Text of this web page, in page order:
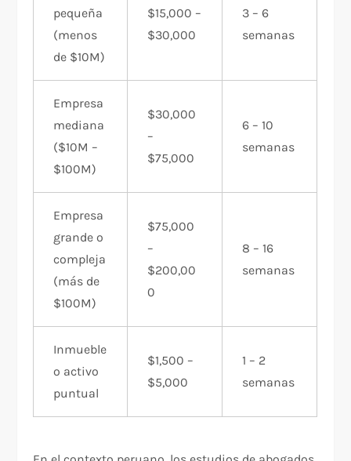
pequeña
(menos
de $10M)
$15,000 –
$30,000
3 – 6
semanas
Empresa
mediana
($10M –
$100M)
$30,000
–
$75,000
6 – 10
semanas
Empresa
grande o
compleja
(más de
$100M)
$75,000
–
$200,00
0
8 – 16
semanas
Inmueble
o activo
puntual
$1,500 –
$5,000
1 – 2
semanas